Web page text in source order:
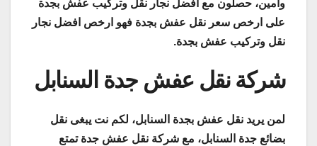
وأمين، حصلون مع افضل نجار نقل وتركيب عفش بجدة
على ارخص سعر نقل عفش بجدة فهو ارخص افضل نجار
نقل وتركيب عفش بجدة.
شركة نقل عفش جدة السنابل
لمن يريد نقل عفش بجدة السنابل، لكم نت يبغى نقل
بضائع جدة السنابل، مع شركة نقل عفش جدة تمتع